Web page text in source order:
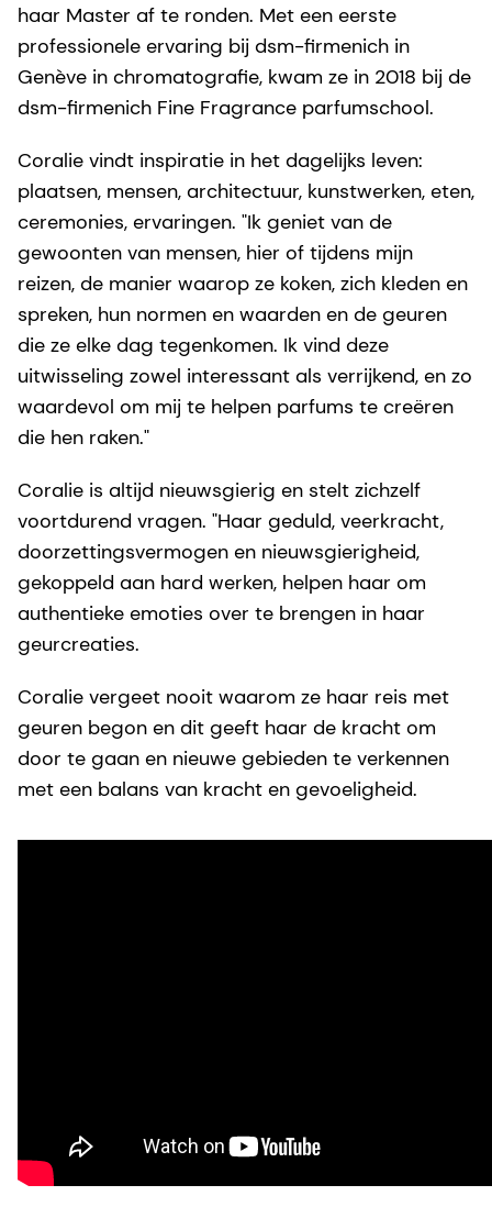
haar Master af te ronden. Met een eerste
professionele ervaring bij dsm-firmenich in
Genève in chromatografie, kwam ze in 2018 bij de
dsm-firmenich Fine Fragrance parfumschool.
Coralie vindt inspiratie in het dagelijks leven:
plaatsen, mensen, architectuur, kunstwerken, eten,
ceremonies, ervaringen. "Ik geniet van de
gewoonten van mensen, hier of tijdens mijn
reizen, de manier waarop ze koken, zich kleden en
spreken, hun normen en waarden en de geuren
die ze elke dag tegenkomen. Ik vind deze
uitwisseling zowel interessant als verrijkend, en zo
waardevol om mij te helpen parfums te creëren
die hen raken."
Coralie is altijd nieuwsgierig en stelt zichzelf
voortdurend vragen. "Haar geduld, veerkracht,
doorzettingsvermogen en nieuwsgierigheid,
gekoppeld aan hard werken, helpen haar om
authentieke emoties over te brengen in haar
geurcreaties.
Coralie vergeet nooit waarom ze haar reis met
geuren begon en dit geeft haar de kracht om
door te gaan en nieuwe gebieden te verkennen
met een balans van kracht en gevoeligheid.